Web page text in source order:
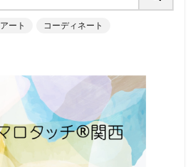
アート コーディネート